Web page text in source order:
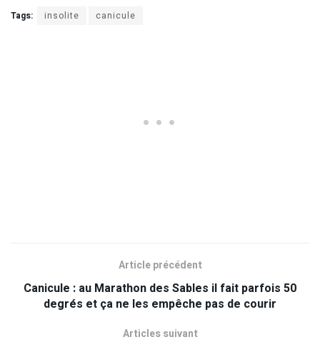
Tags: insolite canicule
Article précédent
Canicule : au Marathon des Sables il fait parfois 50
degrés et ça ne les empêche pas de courir
Articles suivant